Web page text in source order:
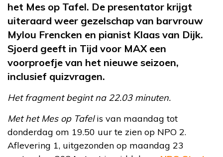
het Mes op Tafel. De presentator krijgt
uiteraard weer gezelschap van barvrouw
Mylou Frencken en pianist Klaas van Dijk.
Sjoerd geeft in Tijd voor MAX een
voorproefje van het nieuwe seizoen,
inclusief quizvragen.
Het fragment begint na 22.03 minuten.
Met het Mes op Tafelis van maandag tot
donderdag om 19.50 uur te zien op NPO 2.
Aflevering 1, uitgezonden op maandag 23